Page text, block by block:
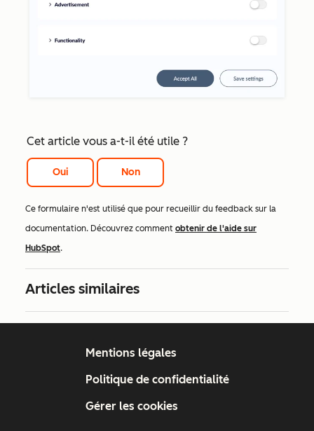
Cet article vous a-t-il été utile ?
Oui Non
Ce formulaire n'est utilisé que pour recueillir du feedback sur la
documentation. Découvrez comment obtenir de l'aide sur
HubSpot.
Articles similaires
Mentions légales
Politique de confidentialité
Gérer les cookies